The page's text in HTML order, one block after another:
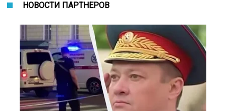
НОВОСТИ ПАРТНЕРОВ